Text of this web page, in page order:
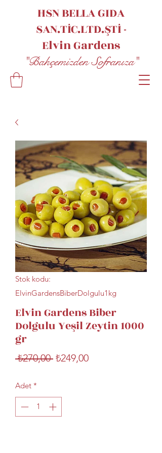
HSN BELLA GIDA
SAN.TİC.LTD.ŞTİ -
ElvinGardens
"Bahçemizden Sofranıza"
Stok kodu:
ElvinGardensBiberDolgulu1kg
Elvin Gardens Biber
Dolgulu Yeşil Zeytin 1000
gr
₺270,00 Normal
₺249,00İndirimli
Adet *